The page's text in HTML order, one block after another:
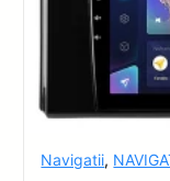
Navigatii,